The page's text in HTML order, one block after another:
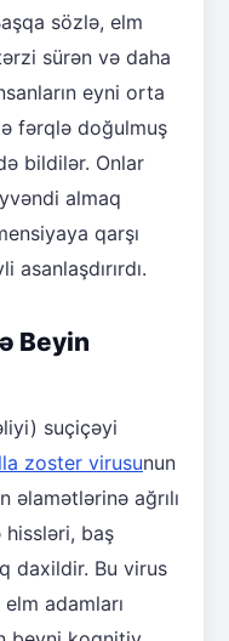
sözlə, elm
sürən və daha
eyni orta
fərqlə doğulmuş
bildilər. Onlar
almaq
qarşı
Beyin
suçiçəyi
zoster virusunun
əlamətlərinə ağrılı
baş
daxildir. Bu virus
adamları